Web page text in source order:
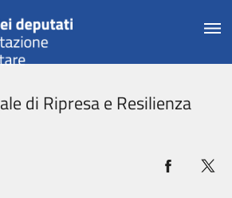
di Ripresa e Resilienza